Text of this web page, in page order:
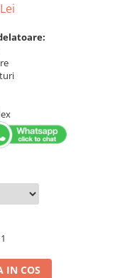
1
IN COS